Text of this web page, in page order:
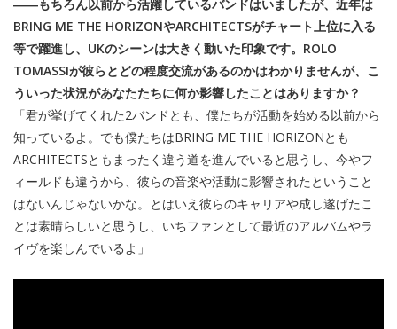
――もちろん以前から活躍しているバンドはいましたが、近年は
BRING ME THE HORIZONやARCHITECTSがチャート上位に入る
等で躍進し、UKのシーンは大きく動いた印象です。ROLO
TOMASSIが彼らとどの程度交流があるのかはわかりませんが、こ
ういった状況があなたたちに何か影響したことはありますか？
「君が挙げてくれた2バンドとも、僕たちが活動を始める以前から
知っているよ。でも僕たちはBRING ME THE HORIZONとも
ARCHITECTSともまったく違う道を進んでいると思うし、今やフ
ィールドも違うから、彼らの音楽や活動に影響されたということ
はないんじゃないかな。とはいえ彼らのキャリアや成し遂げたこ
とは素晴らしいと思うし、いちファンとして最近のアルバムやラ
イヴを楽しんでいるよ」